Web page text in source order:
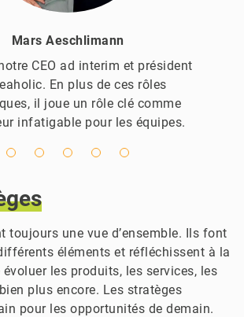
toujours une vue d’ensemble. Ils font
éléments et réfléchissent à la
les produits, les services, les
plus encore. Les stratèges
pour les opportunités de demain.
Mars Aeschlimann
CEO ad interim et président
En plus de ces rôles
il joue un rôle clé comme
infatigable pour les équipes.